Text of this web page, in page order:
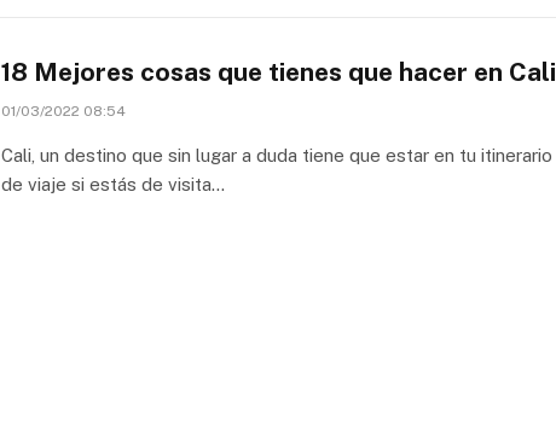
18 Mejores cosas que tienes que hacer en Cali
01/03/2022 08:54
Cali, un destino que sin lugar a duda tiene que estar en tu itinerario
de viaje si estás de visita…